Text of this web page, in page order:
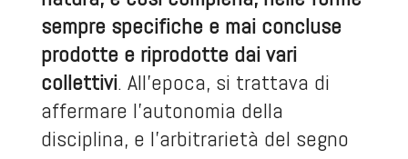
sempre specifiche e mai concluse
prodotte e riprodotte dai vari
collettivi. All’epoca, si trattava di
affermare l’autonomia della
disciplina, e l’arbitrarietà del segno